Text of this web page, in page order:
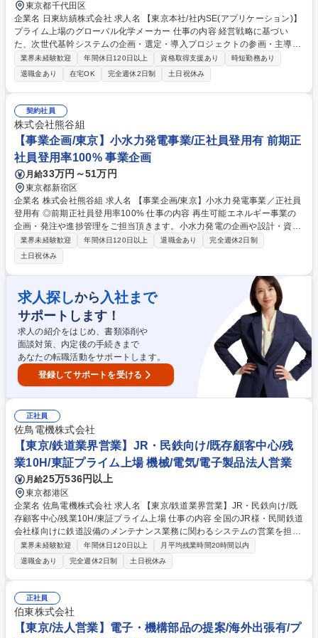
東京都千代田区
企業名 日東紡績株式会社 求人名 【東京本社/社内SE(アプリケーション)】
プライム上場のグローバル化学メーカー 仕事の内容 経営戦略に基づい
た、次世代基幹システムの企画・選定・導入プロジェクトの参画・主導や
既存の基幹システムの運用保守から再定義をお任せします。 【業務詳細】
■ユーザ部門と連携しながら業務要件整理・システムデザインを行いま
す。また、システム協力業者と連携しながら、安定的かつ事業貢献できる
仕組みの構築を行っていただきます。 ■基幹システムの運用やデータ利活
用を想定した基盤整備・仕組み作りなどに従事し、会社全体で必要なシス
テムの仕組み作りを行っていただきます。 募集職種 【東京本社/社内SE
(アプリケーション)】プライム上場のグローバル化学メーカー
業界未経験歓迎 年間休日120日以上 資格取得支援あり
時短勤務あり
退職金あり
在宅OK 完全週休2日制 土日祝休み
契約社員
株式会社熊谷組
【事業企画/東京】小水力発電事業/正社員登用有 前期正
社員登用率100% 事業企画
月給33万円～51万円
東京都新宿区
企業名 株式会社熊谷組 求人名 【事業企画/東京】小水力発電事業／正社員
登用有 ◎前期正社員登用率100% 仕事の内容 再生可能エネルギー事業の
企画・発注や進捗管理をご担当頂きます。小水力発電の企画や設計・資金
調達・運営管理まで一貫して担う部門にて経営企画の知見を活かし、持続
可能な新規事業の実現に貢献頂ける方を募集！ 【業務詳細】■水力発電所
の企画・設計・資金調達・運営管理に関わる業務 ■発電所建設に向けた適
地調査、設計 【正社員登用について】契約社員でのスタートとなります
が、正社員登用実績多数。長期にご活躍いただける環境をご用意しており
ます。 募集職種 【事業企画/東京】小水力発電事業／正社員登用有 ◎前期
正社員登用率100%
業界未経験歓迎 年間休日120日以上 退職金あり
完全週休2日制
土日祝休み
求人探しから 入社まで
サポートします！
求人の紹介をはじめ、書類添削や
面談対策、内定後の手続きまで
あなたの転職活動をサポートします。
登録してサポートを受ける
正社員
佐鳥電機株式会社
【東京/鉄道業界営業】JR・民鉄向け/既存顧客中心/残
業10H/東証プライム上場 機械/電気/電子製品法人営業
月給25万536円以上
東京都港区
企業名 佐鳥電機株式会社 求人名 【東京/鉄道業界営業】JR・民鉄向け/既
存顧客中心/残業10H/東証プライム上場 仕事の内容 全国のJR様・民間鉄道
会社様向けに鉄道設備のメンテナンス業務に関わるシステムの営業を担当
いただきます。 【具体的には】全国のJR様・民間鉄道会社様に対して、
鉄道設備のメンテナンス業務に携わるシステムの受託開発の営業を行いま
す。入社後に関しては、既存顧客への提案が中心で、新規訪問はほぼあり
ません。稀に現場での試験立会いもありますが、基本的には本社での営業
活動となります。 【業務内容の変更範囲】当社の指定する業務 募集職種
【東京/鉄道業界営業】JR・民鉄向け/既存顧客中心/残業10H/東証プライム
上場
業界未経験歓迎 年間休日120日以上
月平均残業時間20時間以内
退職金あり
完全週休2日制 土日祝休み
正社員
伯東株式会社
【東京/法人営業】電子・機構部品の提案/海外出張有/プ